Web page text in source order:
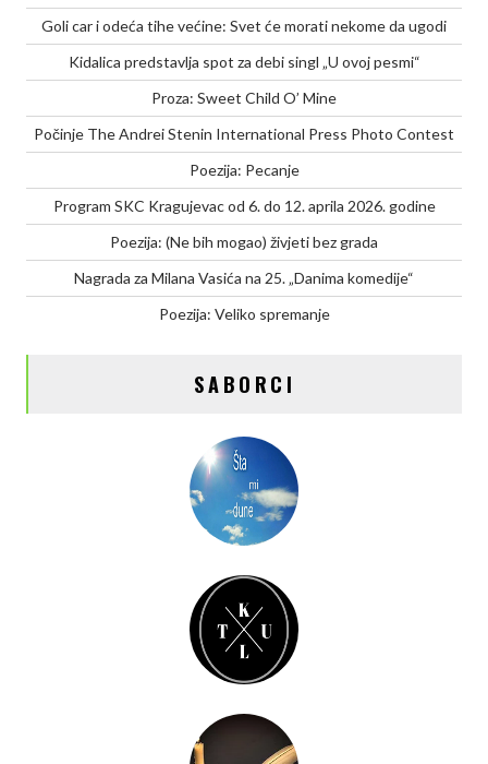
Goli car i odeća tihe većine: Svet će morati nekome da ugodi
Kidalica predstavlja spot za debi singl „U ovoj pesmi“
Proza: Sweet Child O’ Mine
Počinje The Andrei Stenin International Press Photo Contest
Poezija: Pecanje
Program SKC Kragujevac od 6. do 12. aprila 2026. godine
Poezija: (Ne bih mogao) živjeti bez grada
Nagrada za Milana Vasića na 25. „Danima komedije“
Poezija: Veliko spremanje
SABORCI